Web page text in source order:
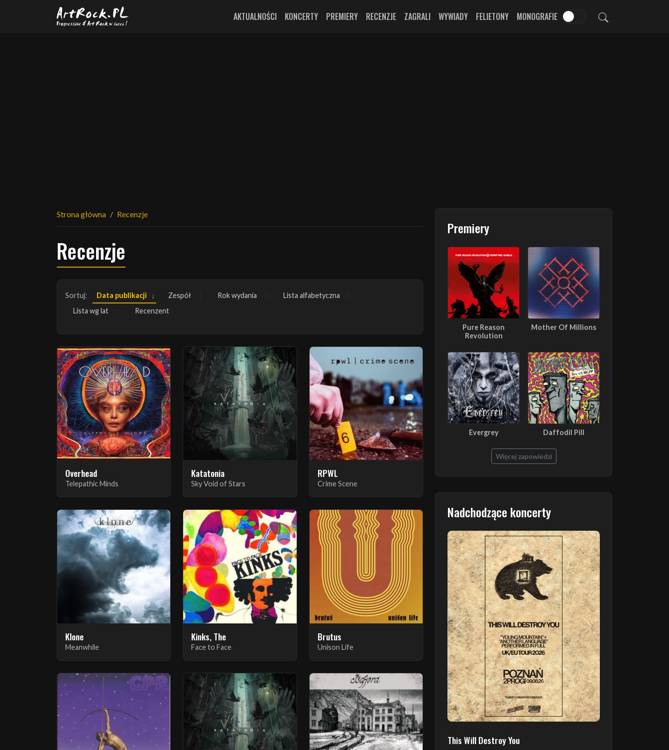
Przejdź do treści głównej
AKTUALNOŚCI KONCERTY PREMIERY RECENZJE ZAGRALI WYWIADY FELIETONY MONOGRAFIE
Strona główna Recenzje
Recenzje
Sortuj: Data publikacji Zespół Rok wydania
Lista alfabetyczna
Lista wg lat
Recenzent
Overhead
Telepathic Minds
Katatonia
Sky Void of Stars
RPWL
Crime Scene
Klone
Meanwhile
Kinks, The
Face to Face
Brutus
Unison Life
Premiery
Pure Reason
Revolution
Mother Of Millions
Evergrey Daffodil Pill
Więcej zapowiedzi
Nadchodzące koncerty
Poprzedni Następny
This Will Destroy You
09.08 - Poznań, Klub 2progi
Sound Of The Ages Festival